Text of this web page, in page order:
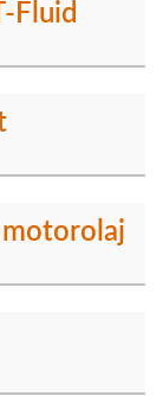
Fluid
motorolaj